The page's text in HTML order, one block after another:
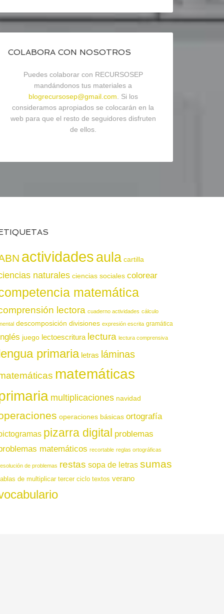
COLABORA CON NOSOTROS
Puedes colaborar con RECURSOSEP
mandándonos tus materiales a
blogrecursosep@gmail.com . Si los
consideramos apropiados se colocarán en la
web para que el resto de seguidores disfruten
de ellos.
actividadesaula cartilla
naturales ciencias sociales colorear
matemática
lectora cuaderno actividades cálculo
descomposición divisiones expresión escrita gramática
juego lectoescritura lectura lectura comprensiva
primaria letras láminas
matemáticas
multiplicaciones navidad
operaciones básicas ortografía
pizarra digital problemas
matemáticos recortable reglas ortográficas
de problemas restas sopa de letras sumas
de multiplicar tercer ciclo textos verano